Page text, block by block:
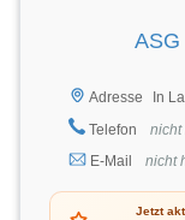
ASG
Adresse
In
Telefon
nicht
E-Mail
nicht
Jetzt